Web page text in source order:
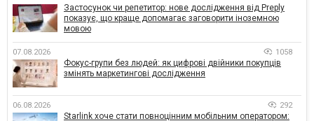
Застосунок чи репетитор: нове дослідження від Preply
показує, що краще допомагає заговорити іноземною
мовою
07.08.2026 1058
Фокус-групи без людей: як цифрові двійники покупців
змінять маркетингові дослідження
06.08.2026 292
Starlink хоче стати повноцінним мобільним оператором: